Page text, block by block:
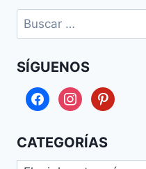
Buscar:
SÍGUENOS
facebookinstagrampinterest
CATEGORÍAS